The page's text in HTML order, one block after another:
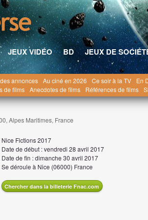
JEUX VIDÉO BD
JEUX DE
annonces Au ciné en 2026 Ce soir à la TV En
de films Anecdotes de films Références de films
Nice Fictions 2017
Alpes Maritimes, France
Nice Fictions 2017
Date de début :vendredi 28 avril 2017
Date de fin :dimanche 30 avril 2017
Se déroule à Nice (06000) France
Chercher dans la billeterie Fnac.com